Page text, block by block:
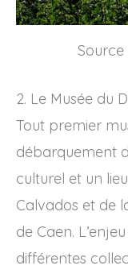
2. Le Musée du
Tout premier
débarquement
culturel et un
Calvados et de
de Caen.
différentes